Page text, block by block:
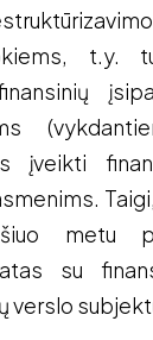
t.y.
įveikti
metu
su
verslo